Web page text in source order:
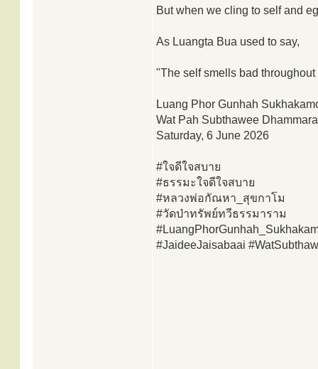
But when we cling to self and
As Luangta Bua used to say,
"The self smells bad
Luang Phor Gunhah
Wat Pah Subthawee
Saturday, 6 June 2026
#ใจดีใจสบาย
#ธรรมะใจดีใจสบาย
#หลวงพ่อกัณหา_สุขกาโม
#วัดป่าทรัพย์ทวีธรรมาราม
#JaideeJaisabaai